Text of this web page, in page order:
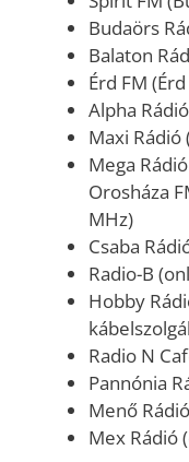
Budaörs
Balaton
Érd FM
Alpha
Maxi Rádió
Mega
Orosháza
MHz)
Csaba
Radio-B
Hobby
Radio N
Pannónia
Menő
Mex Rádió